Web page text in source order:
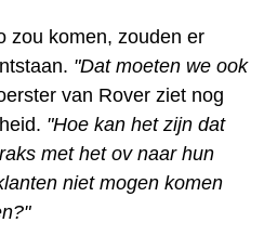
zou komen, zouden er
"Dat moeten we ook
van Rover ziet nog
"Hoe kan het zijn dat
met het ov naar hun
niet mogen komen